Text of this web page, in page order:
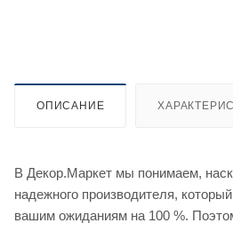
ОПИСАНИЕ
В Декор.Маркет мы понимаем,
надежного производителя,
вашим ожиданиям на 100 %.